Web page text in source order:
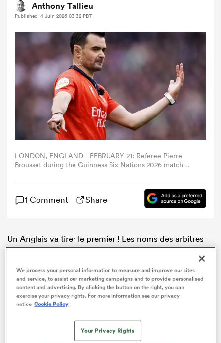
Anthony Tallieu
Published: 4 Juin 2026 03:32 PDT
LONDON, ENGLAND - FEBRUARY 21: Referee Pierre
Brousset during the Guinness Six Nations 2026 match
February 21, 2026 in London, England. (Photo by Bob
Bradford - CameraSport via Getty Images)
1 Comment Share
Un Anglais va tirer le premier ! Les noms des arbitres
désignés pour diriger cet été la première partie du tout
communiqués jeudi par World Rugby. Et c’est Luke
Pearce, affilié à la RFU, qui aura l’honneur d’arbitrer le
match d’ouverture entre la Nouvelle-Zélande et le XV
de France, le 4 juillet au One
We process your personal information to measure and improve our sites
and service, to assist our marketing campaigns and to provide personalised
content and advertising. By clicking the button on the right, you can
exercise your privacy rights. For more information see our privacy
notice Cookie Policy
Your Privacy Rights